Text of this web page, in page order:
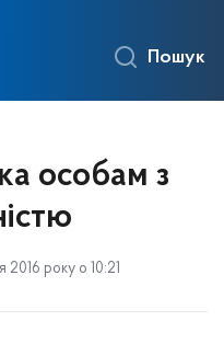
Пошук
особам з
2016 року о 10:21